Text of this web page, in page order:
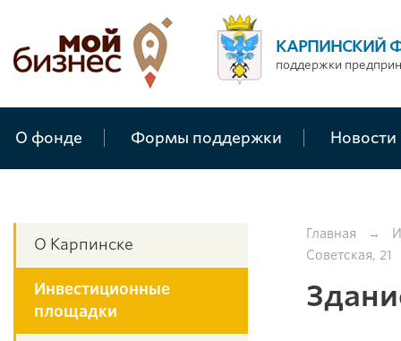
КАРПИНСКИЙ
поддержки
О фонде Формы поддержки Новости
О Карпинске
Инвестиционные
площадки
Главная →
Советская, 21